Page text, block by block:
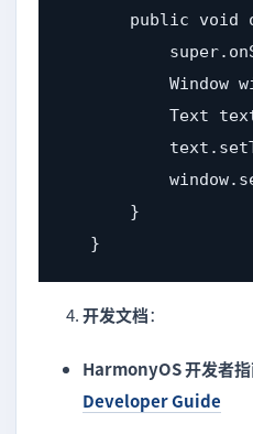
public void
Window
Text
       }
   }
开发文档：
HarmonyOS 开发者
Developer Guide